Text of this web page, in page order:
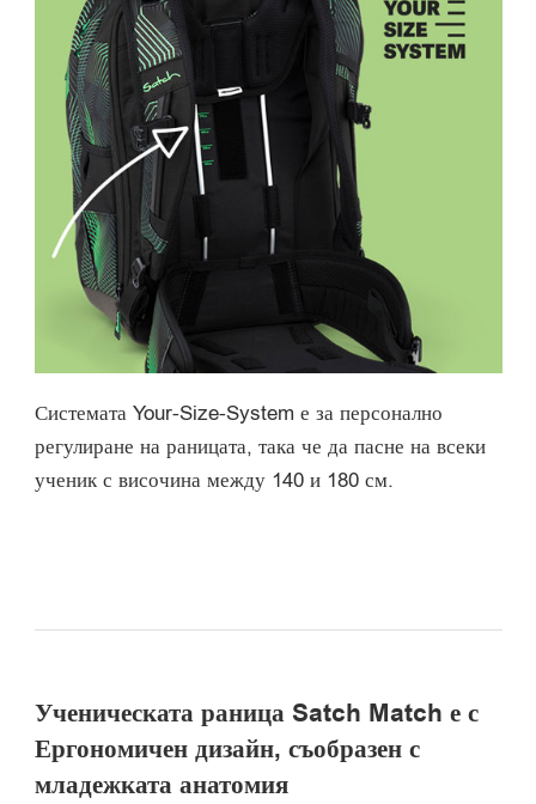
Системата Your-Size-System е за персонално
регулиране на раницата, така че да пасне на всеки
ученик с височина между 140 и 180 см.
Ученическата раница Satch Match е с
Ергономичен дизайн, съобразен с
младежката анатомия